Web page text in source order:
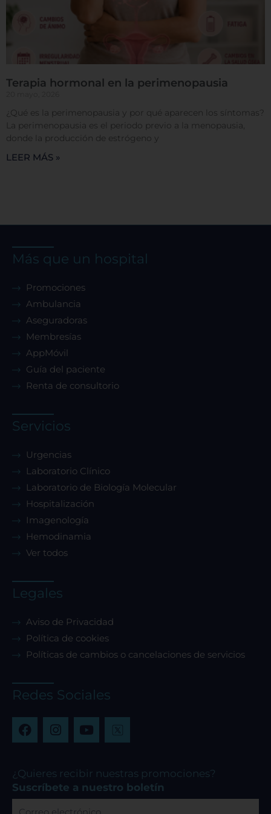
Terapia hormonal en la perimenopausia
¿Qué es la perimenopausia y por qué aparecen los síntomas?
La perimenopausia es el periodo previo a la menopausia,
donde la producción de estrógeno y
LEER MÁS »
Más que un hospital
Promociones
Ambulancia
Aseguradoras
Membresías
AppMóvil
Guía del paciente
Renta de consultorio
Servicios
Urgencias
Laboratorio Clínico
Laboratorio de Biología Molecular
Hospitalización
Imagenología
Hemodinamia
Ver todos
Legales
Aviso de Privacidad
Política de cookies
Políticas de cambios o cancelaciones de servicios
Redes Sociales
F
a
b
o
o
I
n
a
g
r
Y
o
u
b
e
¿Quieres recibir nuestras promociones?
Suscríbete a nuestro boletín